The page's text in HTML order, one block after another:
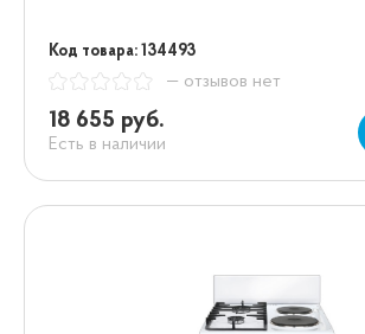
Код товара: 134493
— отзывов нет
18 655 руб.
Есть в наличии